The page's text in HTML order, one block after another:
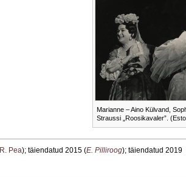
Marianne – Aino Külvand,
Straussi „Roosikavaler”.
R. Pea); täiendatud 2015 (E. Pilliroog); täiendatud 2019